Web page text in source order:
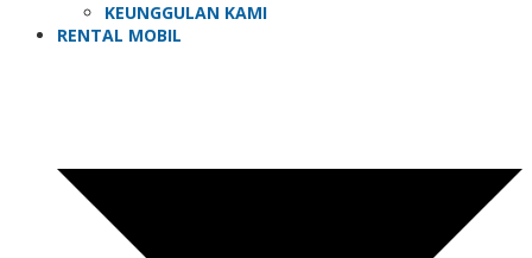
KEUNGGULAN KAMI
RENTAL MOBIL